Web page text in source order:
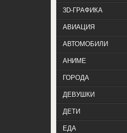
3D-ГРАФИКА
АВИАЦИЯ
АВТОМОБИЛИ
АНИМЕ
ГОРОДА
ДЕВУШКИ
ДЕТИ
ЕДА